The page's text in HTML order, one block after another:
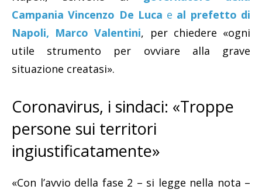
Campania Vincenzo De Luca e al prefetto di
Napoli, Marco Valentini, per chiedere «ogni
utile strumento per ovviare alla grave
situazione creatasi».
Coronavirus, i sindaci: «Troppe
persone sui territori
ingiustificatamente»
«Con l’avvio della fase 2 – si legge nella nota –